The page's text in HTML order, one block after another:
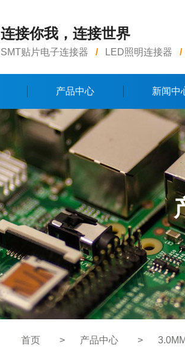
连接你我，连接世界
SMT贴片电子连接器 / LED照明连接器 /
产品中心 新闻中
首页 > 产品中心 >